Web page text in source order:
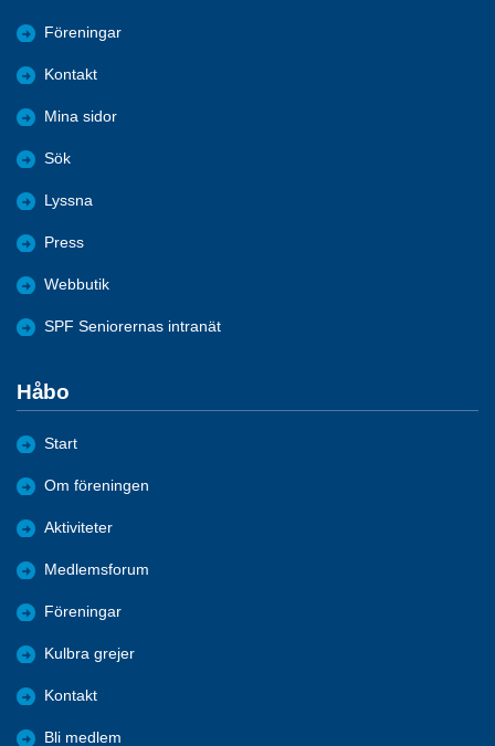
Föreningar
Kontakt
Mina sidor
Sök
Lyssna
Press
Webbutik
SPF Seniorernas intranät
Håbo
Start
Om föreningen
Aktiviteter
Medlemsforum
Föreningar
Kulbra grejer
Kontakt
Bli medlem